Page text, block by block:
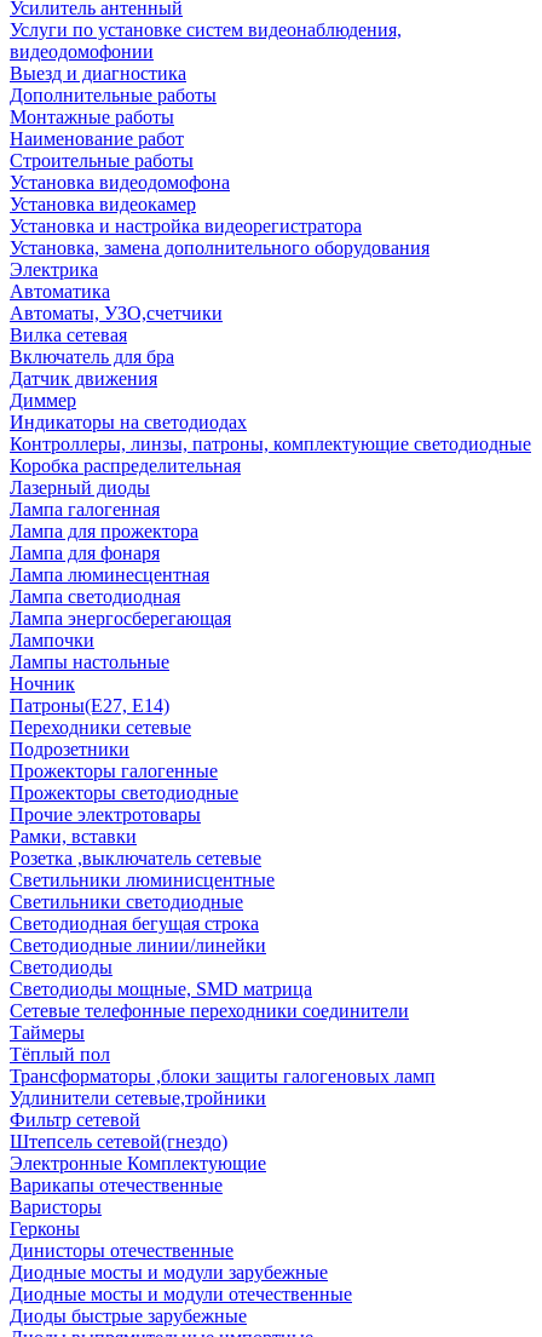
Усилитель антенный
Услуги по установке систем видеонаблюдения,
видеодомофонии
Выезд и диагностика
Дополнительные работы
Монтажные работы
Наименование работ
Строительные работы
Установка видеодомофона
Установка видеокамер
Установка и настройка видеорегистратора
Установка, замена дополнительного оборудования
Электрика
Автоматика
Автоматы, УЗО,счетчики
Вилка сетевая
Включатель для бра
Датчик движения
Диммер
Индикаторы на светодиодах
Контроллеры, линзы, патроны, комплектующие светодиодные
Коробка распределительная
Лазерный диоды
Лампа галогенная
Лампа для прожектора
Лампа для фонаря
Лампа люминесцентная
Лампа светодиодная
Лампа энергосберегающая
Лампочки
Лампы настольные
Ночник
Патроны(Е27, Е14)
Переходники сетевые
Подрозетники
Прожекторы галогенные
Прожекторы светодиодные
Прочие электротовары
Рамки, вставки
Розетка ,выключатель сетевые
Светильники люминисцентные
Светильники светодиодные
Светодиодная бегущая строка
Светодиодные линии/линейки
Светодиоды
Светодиоды мощные, SMD матрица
Сетевые телефонные переходники соединители
Таймеры
Тёплый пол
Трансформаторы ,блоки защиты галогеновых ламп
Удлинители сетевые,тройники
Фильтр сетевой
Штепсель сетевой(гнездо)
Электронные Комплектующие
Варикапы отечественные
Варисторы
Герконы
Динисторы отечественные
Диодные мосты и модули зарубежные
Диодные мосты и модули отечественные
Диоды быстрые зарубежные